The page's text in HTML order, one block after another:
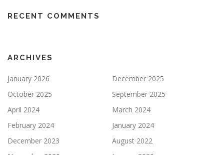
RECENT COMMENTS
ARCHIVES
January 2026
December 2025
October 2025
September 2025
April 2024
March 2024
February 2024
January 2024
December 2023
August 2022